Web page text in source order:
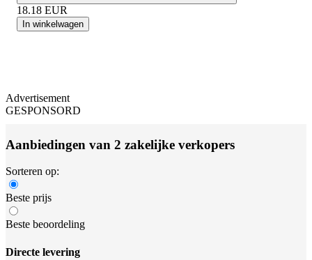
18.18 EUR
In winkelwagen
Advertisement
GESPONSORD
Aanbiedingen van 2 zakelijke verkopers
Sorteren op:
Beste prijs
Beste beoordeling
Directe levering